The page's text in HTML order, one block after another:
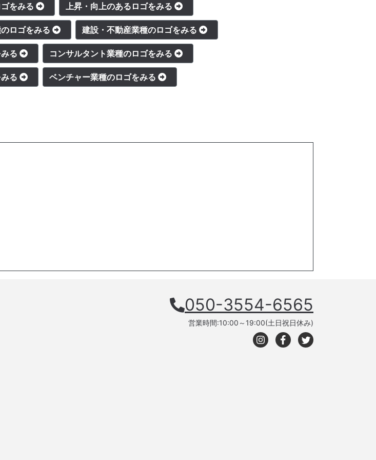
をみる 上昇・向上のあるロゴをみる
ロゴをみる 建設・不動産業種のロゴをみる
る コンサルタント業種のロゴをみる
る ベンチャー業種のロゴをみる
050-3554-6565
営業時間:10:00～19:00(土日祝日休み)